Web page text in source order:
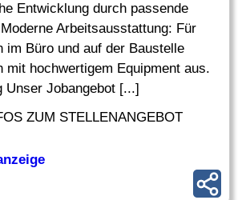
Entwicklung durch passende
Arbeitsausstattung: Für
im Büro und auf der Baustelle
mit hochwertigem Equipment aus.
Unser Jobangebot [...]
ZUM STELLENANGEBOT